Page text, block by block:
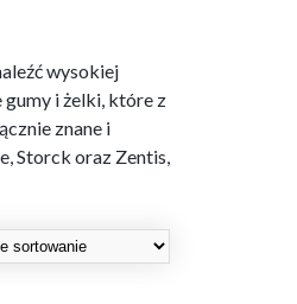
wysokiej
i żelki, które z
znane i
Storck oraz Zentis,